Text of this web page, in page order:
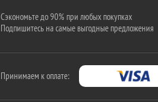
Сэкономьте до 90% при любых покупках
Подпишитесь на самые выгодные предложения
Принимаем к оплате: